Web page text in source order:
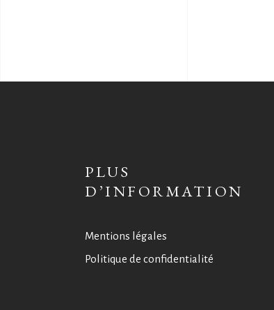
PLUS
D’INFORMATION
Mentions légales
Politique de confidentialité